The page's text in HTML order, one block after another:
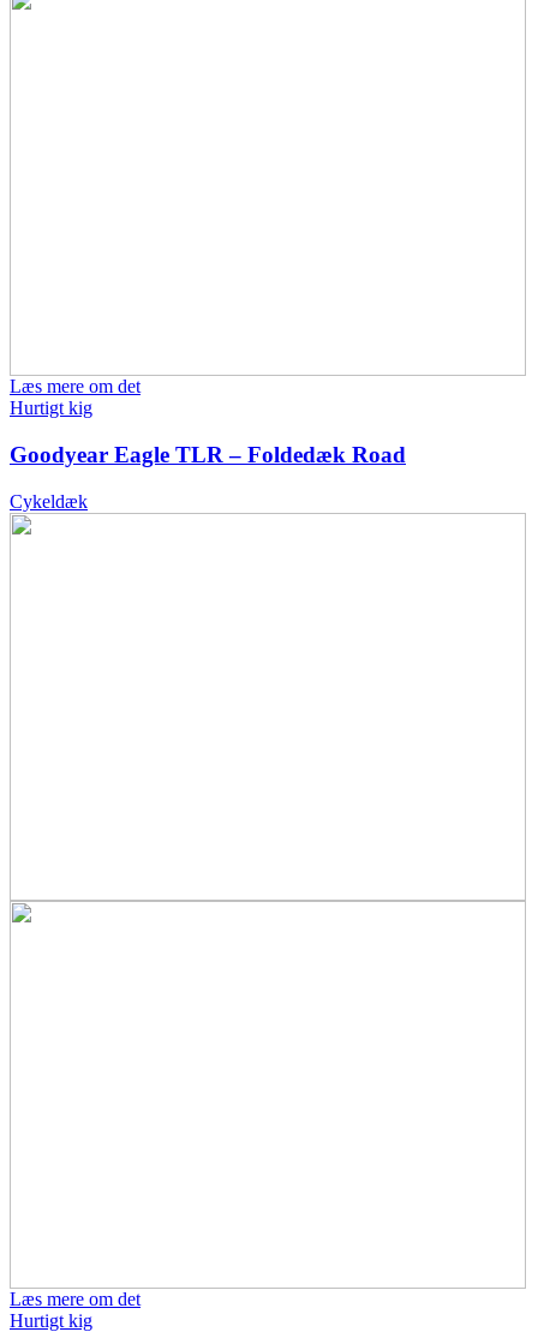
Læs mere om det
Hurtigt kig
Goodyear Eagle TLR – Foldedæk Road
Cykeldæk
Læs mere om det
Hurtigt kig